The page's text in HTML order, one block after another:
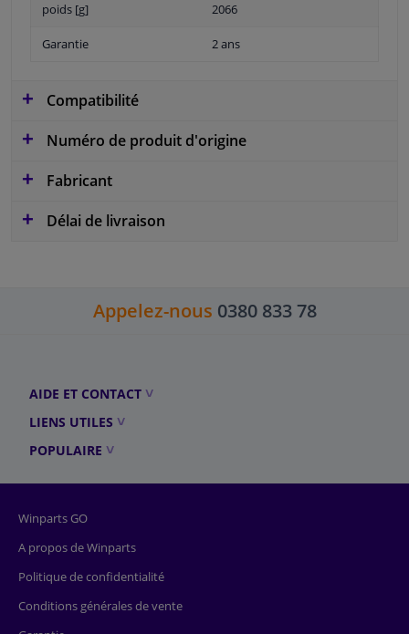
poids [g] 2066
Garantie 2 ans
Compatibilité
Numéro de produit d'origine
Fabricant
Délai de livraison
Appelez-nous 0380 833 78
AIDE ET CONTACT
LIENS UTILES
POPULAIRE
Winparts GO
A propos de Winparts
Politique de confidentialité
Conditions générales de vente